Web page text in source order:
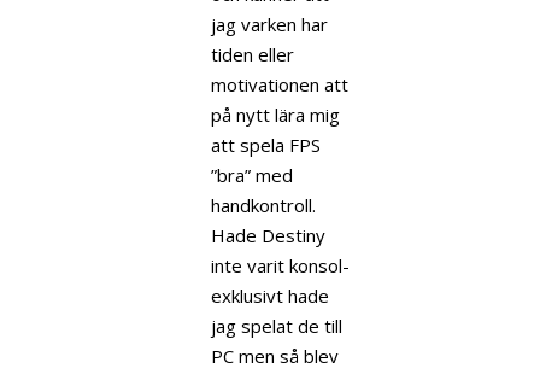
jag varken har
tiden eller
motivationen att
på nytt lära mig
att spela FPS
”bra” med
handkontroll.
Hade Destiny
inte varit konsol-
exklusivt hade
jag spelat de till
PC men så blev